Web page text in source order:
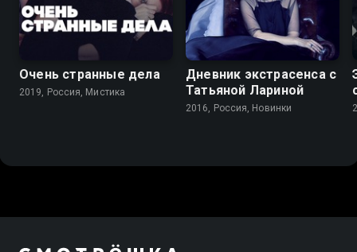
Очень странные дела
2019, Россия, Мистика
Дневник экстрасенса с
Татьяной Лариной
2016, Россия, Новинки